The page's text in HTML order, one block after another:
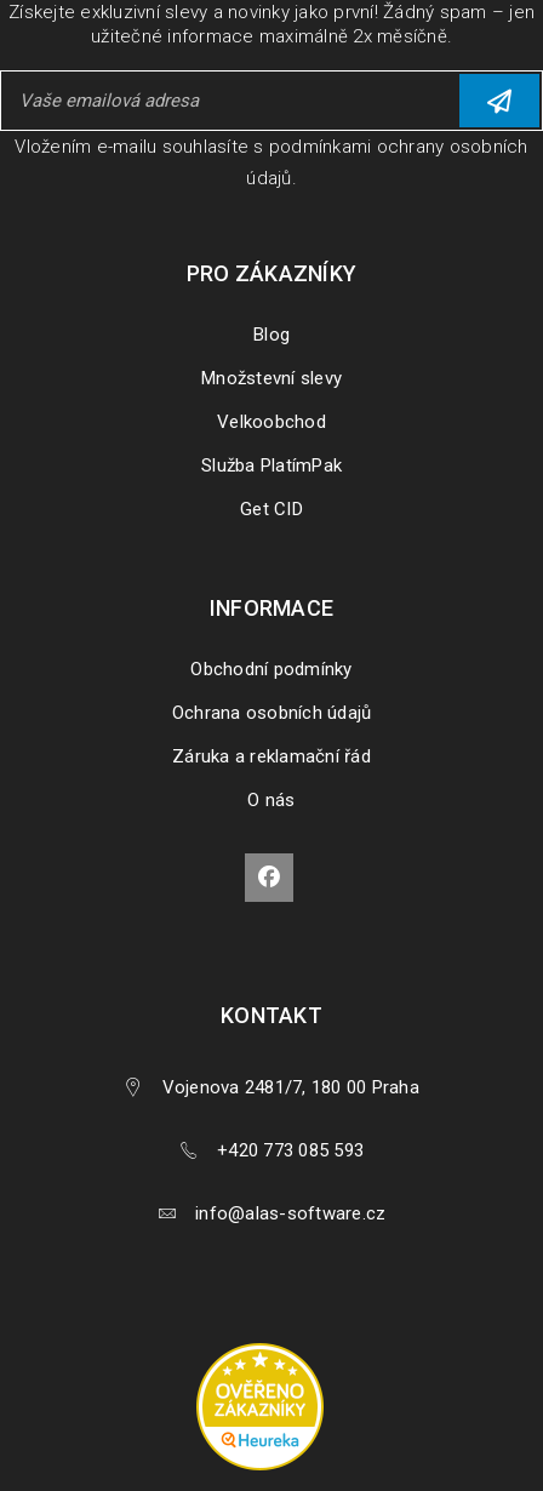
Získejte exkluzivní slevy a novinky jako první! Žádný spam – jen
užitečné informace maximálně 2x měsíčně.
Vložením e-mailu souhlasíte s podmínkami ochrany osobních
údajů.
PRO ZÁKAZNÍKY
Blog
Množstevní slevy
Velkoobchod
Služba PlatímPak
Get CID
INFORMACE
Obchodní podmínky
Ochrana osobních údajů
Záruka a reklamační řád
O nás
KONTAKT
Vojenova 2481/7, 180 00 Praha
+420 773 085 593
info@alas-software.cz